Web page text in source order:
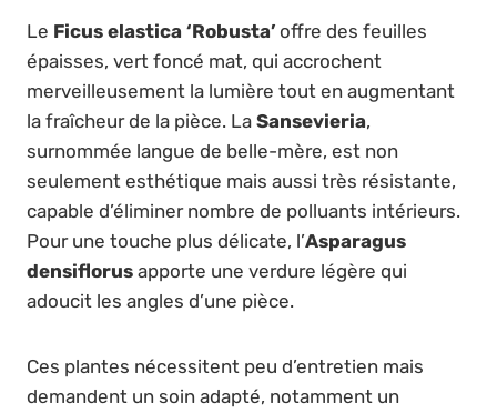
Le Ficus elastica ‘Robusta’ offre des feuilles
épaisses, vert foncé mat, qui accrochent
merveilleusement la lumière tout en augmentant
la fraîcheur de la pièce. La Sansevieria,
surnommée langue de belle-mère, est non
seulement esthétique mais aussi très résistante,
capable d’éliminer nombre de polluants intérieurs.
Pour une touche plus délicate, l’Asparagus
densiflorus apporte une verdure légère qui
adoucit les angles d’une pièce.
Ces plantes nécessitent peu d’entretien mais
demandent un soin adapté, notamment un